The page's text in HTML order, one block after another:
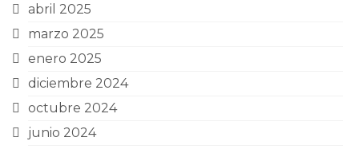
abril 2025
marzo 2025
enero 2025
diciembre 2024
octubre 2024
junio 2024